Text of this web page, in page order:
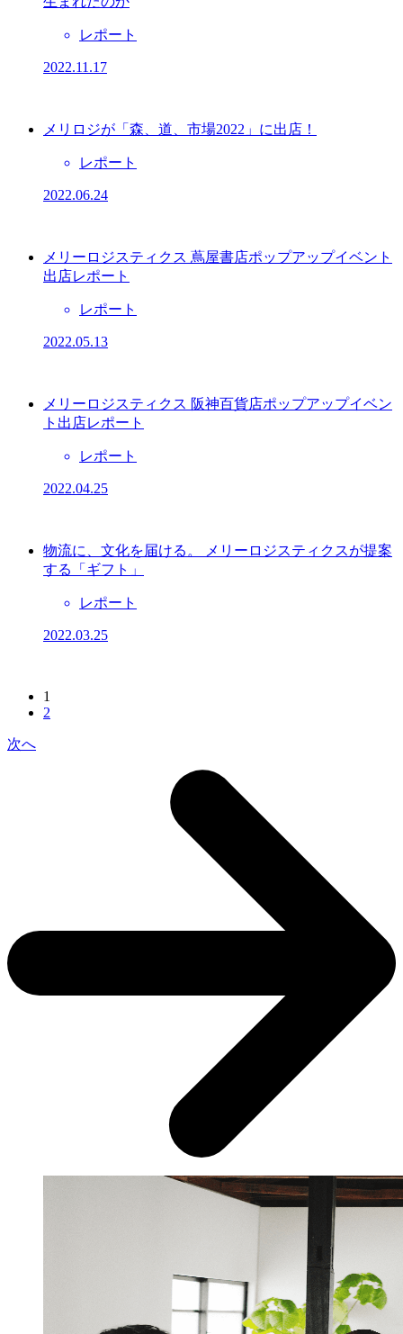
レポート
2022.11.17
メリロジが「森、道、市場2022」に出店！
レポート
2022.06.24
メリーロジスティクス 蔦屋書店ポップアップイベント
出店レポート
レポート
2022.05.13
メリーロジスティクス 阪神百貨店ポップアップイベン
ト出店レポート
レポート
2022.04.25
物流に、文化を届ける。 メリーロジスティクスが提案
する「ギフト」
レポート
2022.03.25
1
2
次へ